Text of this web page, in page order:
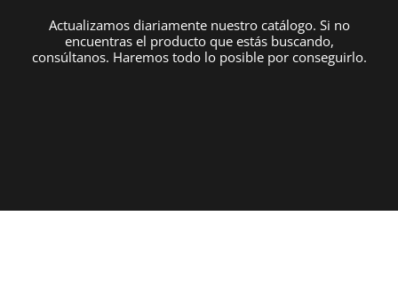
Actualizamos diariamente nuestro catálogo. Si no
encuentras el producto que estás buscando,
consúltanos. Haremos todo lo posible por conseguirlo.